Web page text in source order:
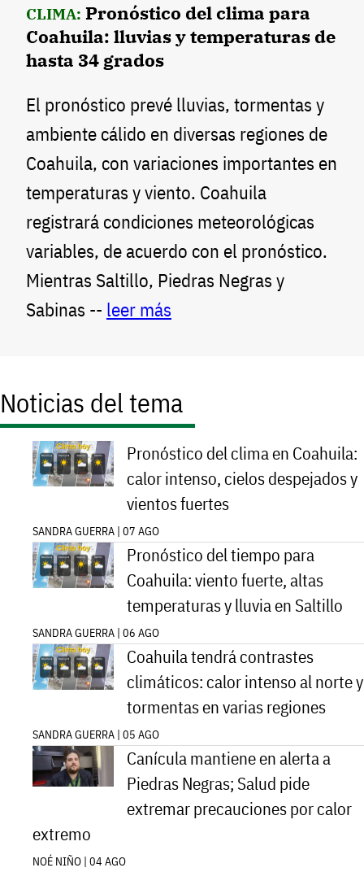
CLIMA: Pronóstico del clima para
Coahuila: lluvias y temperaturas de
hasta 34 grados
El pronóstico prevé lluvias, tormentas y
ambiente cálido en diversas regiones de
Coahuila, con variaciones importantes en
temperaturas y viento. Coahuila
registrará condiciones meteorológicas
variables, de acuerdo con el pronóstico.
Mientras Saltillo, Piedras Negras y
Sabinas -- leer más
Noticias del tema
Pronóstico del clima en Coahuila:
calor intenso, cielos despejados y
vientos fuertes
SANDRA GUERRA | 07 AGO
Pronóstico del tiempo para
Coahuila: viento fuerte, altas
temperaturas y lluvia en Saltillo
SANDRA GUERRA | 06 AGO
Coahuila tendrá contrastes
climáticos: calor intenso al norte y
tormentas en varias regiones
SANDRA GUERRA | 05 AGO
Canícula mantiene en alerta a
Piedras Negras; Salud pide
extremar precauciones por calor
extremo
NOÉ NIÑO | 04 AGO